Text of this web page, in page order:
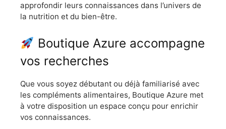
approfondir leurs connaissances dans l’univers de
la nutrition et du bien-être.
Boutique Azure accompagne
vos recherches
Que vous soyez débutant ou déjà familiarisé avec
les compléments alimentaires, Boutique Azure met
à votre disposition un espace conçu pour enrichir
vos connaissances.